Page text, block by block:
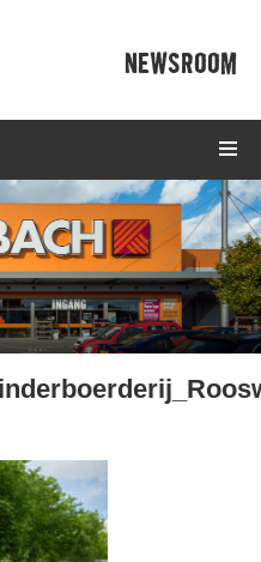
NEWSROOM